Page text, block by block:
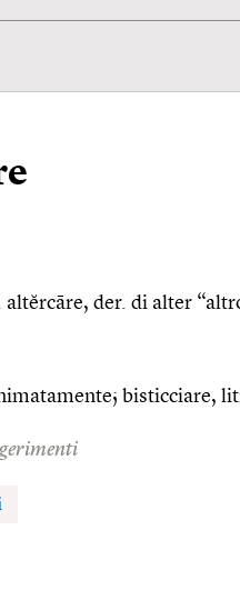
altĕrcāre, der. di alter
bisticciare,